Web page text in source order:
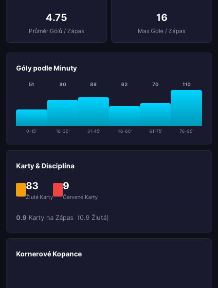
4.75
Průměr Gólů / Zápas
16
Max Gole / Zápas
Góly podle Minuty
51
0-15'
80
16-30'
88
31-45'
62
46-60'
70
61-75'
110
76-90'
Karty & Disciplína
83
Žluté Karty
9
Červené Karty
0.9 Karty na Zápas (0.9 Žlutá)
Kornerové Kopance